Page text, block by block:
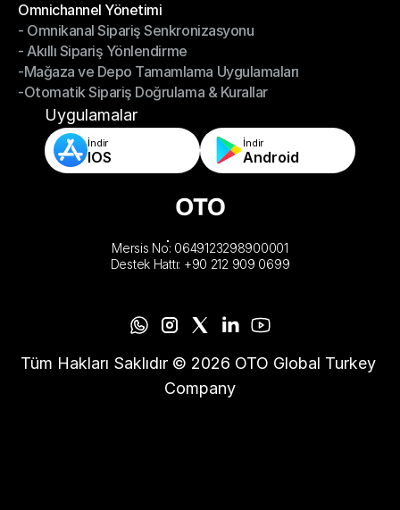
Omnichannel Yönetimi
Omnichannel Yönetimi
- Omnikanal Sipariş Senkronizasyonu
- Omnikanal Sipariş Senkronizasyonu
- Akıllı Sipariş Yönlendirme
- Akıllı Sipariş Yönlendirme
-Mağaza ve Depo Tamamlama Uygulamaları
-Mağaza ve Depo Tamamlama Uygulamaları
-Otomatik Sipariş Doğrulama & Kurallar
-Otomatik Sipariş Doğrulama & Kurallar
Uygulamalar
İndir
IOS
İndir
Android
Mersis No: 0649123298900001
Destek Hattı: +90 212 909 0699
Tüm Hakları Saklıdır © 2026 OTO Global Turkey
Company